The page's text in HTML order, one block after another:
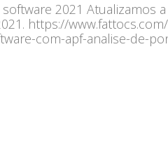
2021 Atualizamos
https://
com-apf-analise-de-